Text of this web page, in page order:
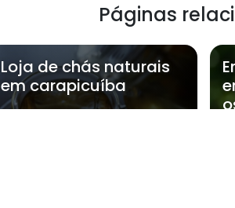
Páginas
Loja de chás naturais
em carapicuíba